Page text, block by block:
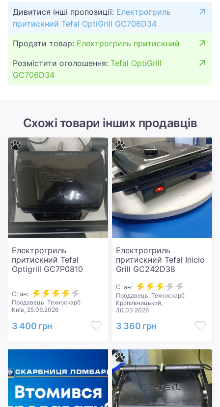
Дивитися інші пропозиції: Електрогриль
притискний Tefal OptiGrill GC706D34
Продати товар: Електрогриль притискний
Розмістити оголошення: Tefal OptiGrill
GC706D34
Схожі товари інших продавців
Електрогриль
притискний Tefal
Optigrill GC7P0810
Стан:
Продавець: Техноскарб
Київ, 25.06.2026
3 400 грн
Електрогриль
притискний Tefal Inicio
Grill GC242D38
Стан:
Продавець: Техноскарб
Кропивницький,
30.03.2026
3 360 грн